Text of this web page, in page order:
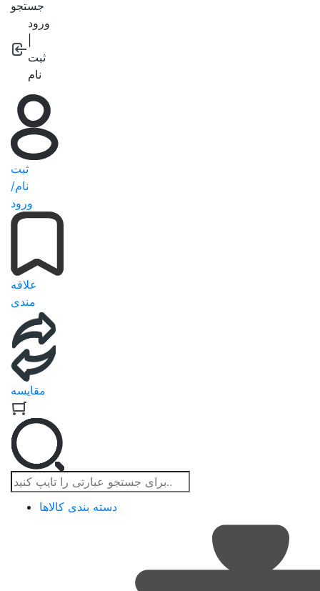
جستجو
ورود
ثبت
نام
ثبت
نام/
ورود
علاقه
مندی
مقایسه
دسته بندی کالاها